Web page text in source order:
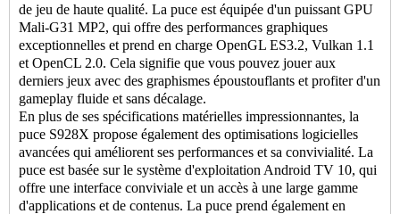
de jeu de haute qualité. La puce est équipée d'un puissant GPU
Mali-G31 MP2, qui offre des performances graphiques
exceptionnelles et prend en charge OpenGL ES3.2, Vulkan 1.1
et OpenCL 2.0. Cela signifie que vous pouvez jouer aux
derniers jeux avec des graphismes époustouflants et profiter d'un
gameplay fluide et sans décalage.
En plus de ses spécifications matérielles impressionnantes, la
puce S928X propose également des optimisations logicielles
avancées qui améliorent ses performances et sa convivialité. La
puce est basée sur le système d'exploitation Android TV 10, qui
offre une interface conviviale et un accès à une large gamme
d'applications et de contenus. La puce prend également en